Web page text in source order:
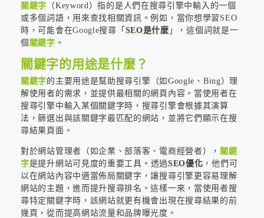
關鍵字 （Keyword）指的是人們在搜尋引擎中輸入的一個
或多個詞語，用來查找相關資訊。例如，當你想學習SEO
時，可能會在Google搜尋「 SEO是什麼」，這個詞就是一
個 關鍵字。
關鍵字的用途是什麼？
關鍵字的主要用途是幫助搜尋引擎（如Google、Bing）理
解使用者的需求，並提供最相關的網頁內容。當使用者在
搜尋引擎中輸入某個關鍵字時，搜尋引擎會根據其演算
法，篩選出與該關鍵字最匹配的網站，並將它們顯示在搜
尋結果頁面。
對於網站管理者（如企業、部落客、電商經營者），關鍵
字是提升網站可見度的重要工具。透過SEO優化 ，他們可
以在網站內容中適當佈局關鍵字，讓搜尋引擎更容易理解
網站的主題，進而提升搜尋排名。這樣一來，當使用者搜
尋特定關鍵字時，該網站就更有機會出現在搜尋結果的前
幾頁，從而提高網站流量和品牌曝光度。